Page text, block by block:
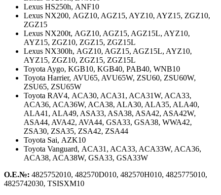
Lexus HS250h, ANF10
Lexus NX200, AGZ10, AGZ15, AYZ10, AYZ15, ZGZ10,
ZGZ15
Lexus NX200t, AGZ10, AGZ15, AGZ15L, AYZ10,
AYZ15, ZGZ10, ZGZ15, ZGZ15L
Lexus NX300h, AGZ10, AGZ15, AGZ15L, AYZ10,
AYZ15, ZGZ10, ZGZ15, ZGZ15L
Toyota Aygo, KGB10, KGB40, PAB40, WNB10
Toyota Harrier, AVU65, AVU65W, ZSU60, ZSU60W,
ZSU65, ZSU65W
Toyota RAV4, ACA30, ACA31, ACA31W, ACA33,
ACA36, ACA36W, ACA38, ALA30, ALA35, ALA40,
ALA41, ALA49, ASA33, ASA38, ASA42, ASA42W,
ASA44, AVA42, AVA44, GSA33, GSA38, WWA42,
ZSA30, ZSA35, ZSA42, ZSA44
Toyota Sai, AZK10
Toyota Vanguard, ACA31, ACA33, ACA33W, ACA36,
ACA38, ACA38W, GSA33, GSA33W
О.Е.№: 4825752010, 482570D010, 482570H010, 4825775010,
4825742030, TSISXM10